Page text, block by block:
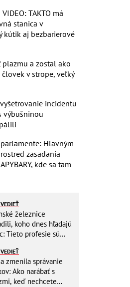
TAKTO má
stanica v
kútik aj bezbarierové
a zostal ako
človek v strope, veľký
incidentu
výbušninou
Hlavným
zasadania
kde sa tam
železnice
koho dnes hľadajú
Tieto profesie sú
zmenila správanie
Ako narábať s
keď nechcete